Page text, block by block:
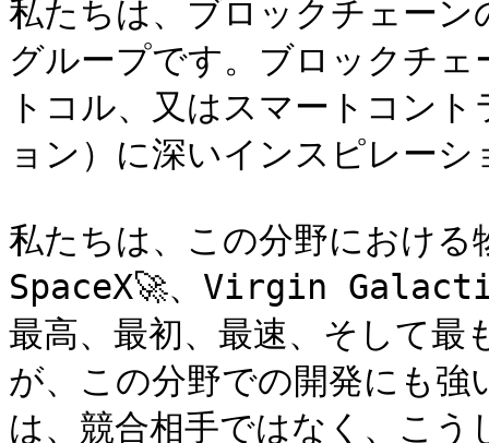
私たちは、ブロックチェー
グループです。ブロックチ
トコル、又はスマートコン
ョン）に深いインスピレー
私たちは、この分野におけ
SpaceX🚀、Virgin
最高、最初、最速、そして最
が、この分野での開発にも
は、競合相手ではなく、こ